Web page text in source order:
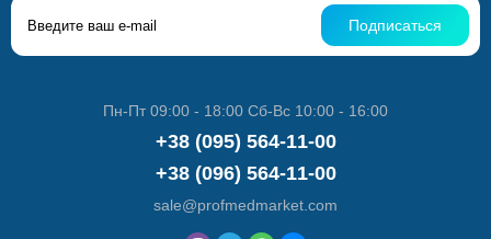
Подписаться
Пн-Пт 09:00 - 18:00 Сб-Вс 10:00 - 16:00
+38 (095) 564-11-00
+38 (096) 564-11-00
sale@profmedmarket.com